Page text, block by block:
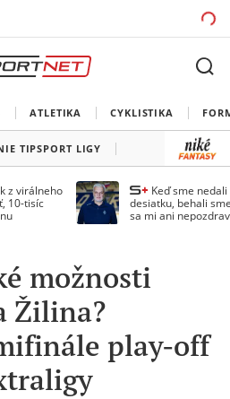
ATLETIKA CYKLISTIKA
TIPSPORT LIGY
z virálneho
10-tisíc
Keď sme
desiatku, behali
sa mi ani
možnosti
Žilina?
play-off